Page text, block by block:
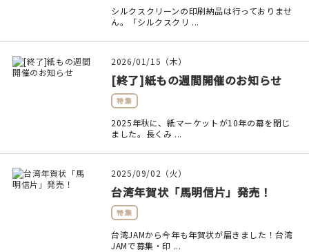
印刷見本
シルクスクリーン
本
シルクスクリーンの印刷納品は行っておりませ
ん。「シルクスクリ ...
2026/01/15（木）
[終了]紙もの週間開催のお知らせ
特集
2025年秋に、紙マーケットが10年の幕を閉じ
ました。長くみ ...
2025/09/02（火）
台湾年賀状「馬明信片」発売！
特集
台湾JAMから今年も年賀状が届きました！台湾
JAMで募集・印 ...